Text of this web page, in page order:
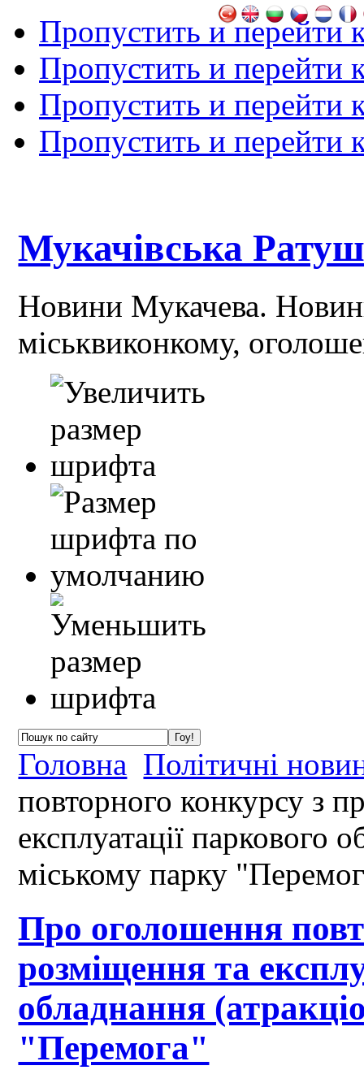
Пропустить и перейти
Пропустить и перейти
Пропустить и перейти
Пропустить и перейти
Мукачівська
Новини Мукачева.
міськвиконкому,
Головна Політичні
повторного конкурсу з
експлуатації паркового
міському парку
Про оголошення
розміщення та
обладнання
"Перемога"